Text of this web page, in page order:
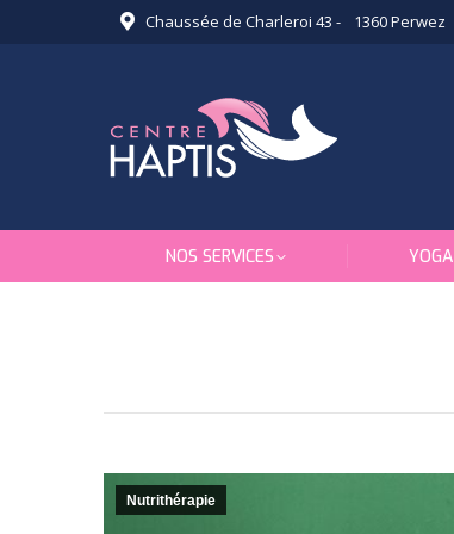
Chaussée de Charleroi 43 - 1360 Perwez
NOS SERVICES YOGA
Nutrithérapie